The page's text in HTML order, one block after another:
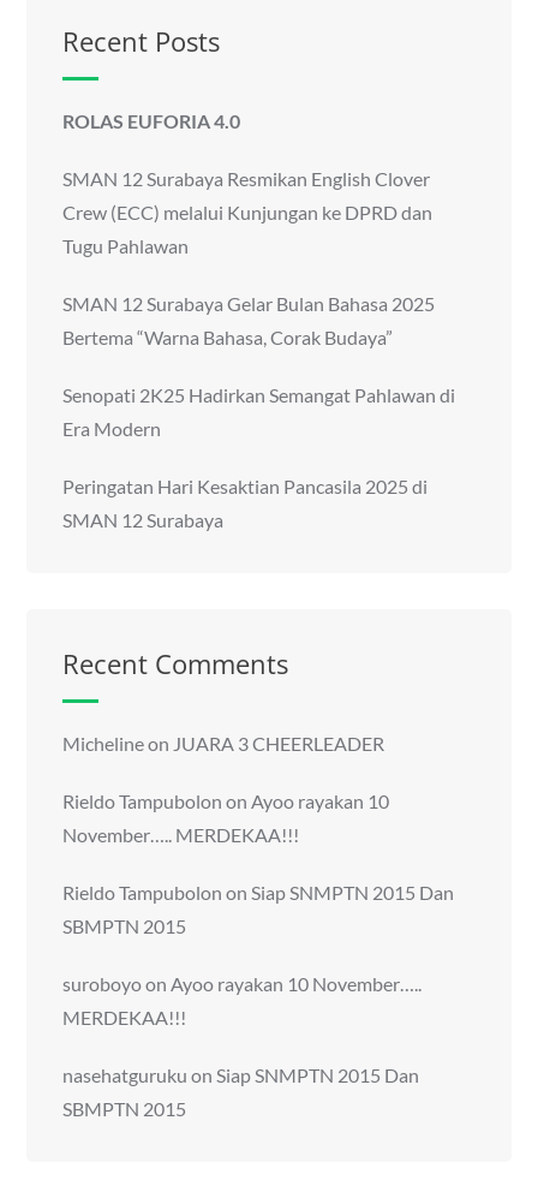
Recent Posts
ROLAS EUFORIA 4.0
SMAN 12 Surabaya Resmikan English Clover
Crew (ECC) melalui Kunjungan ke DPRD dan
Tugu Pahlawan
SMAN 12 Surabaya Gelar Bulan Bahasa 2025
Bertema “Warna Bahasa, Corak Budaya”
Senopati 2K25 Hadirkan Semangat Pahlawan di
Era Modern
Peringatan Hari Kesaktian Pancasila 2025 di
SMAN 12 Surabaya
Recent Comments
Michelineon JUARA 3 CHEERLEADER
Rieldo Tampubolon onAyoo rayakan 10
November….. MERDEKAA!!!
Rieldo Tampubolon onSiap SNMPTN 2015 Dan
SBMPTN 2015
suroboyoonAyoo rayakan 10 November…..
MERDEKAA!!!
nasehatguruku onSiap SNMPTN 2015 Dan
SBMPTN 2015